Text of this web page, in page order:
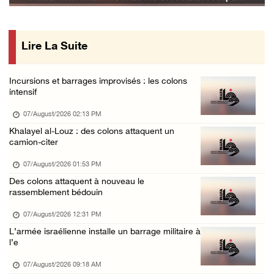
UNICEF : 300 enfants tués depuis le cessez-l ...
Deux blessés, dont un adolescent, lors d’une ...
Israël restitue la dépouille d’Alaa Sobeh, d ...
06/August/2026 07:02 PM
Les forces israéliennes ferment les abords d ...
06/August/2026 06:24 PM
Environ 58 000 cas de varicelle recensés dan ...
Lire La Suite
Incursions et barrages improvisés : les colons
intensif
07/August/2026 02:13 PM
Khalayel al-Louz : des colons attaquent un
camion-citer
07/August/2026 01:53 PM
Des colons attaquent à nouveau le
rassemblement bédouin
07/August/2026 12:31 PM
L’armée israélienne installe un barrage militaire à
l’e
07/August/2026 09:18 AM